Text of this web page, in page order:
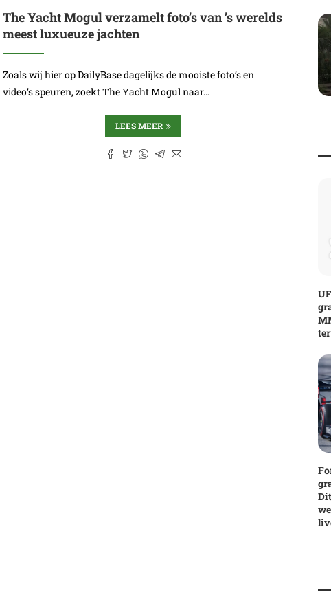
The Yacht Mogul verzamelt foto’s van ’s werelds
meest luxueuze jachten
Zoals wij hier op DailyBase dagelijks de mooiste foto’s en
video’s speuren, zoekt The Yacht Mogul naar…
LEES MEER